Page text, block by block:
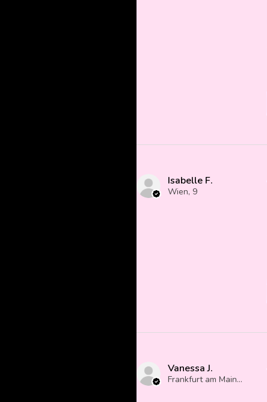
Isabelle F.
Wien, 9
Vanessa J.
Frankfurt am Main, Germany